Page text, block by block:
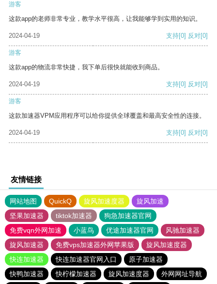
游客
这款app的老师非常专业，教学水平很高，让我能够学到实用的知识。
2024-04-19 支持[0] 反对[0]
游客
这款app的物流非常快捷，我下单后很快就能收到商品。
2024-04-19 支持[0] 反对[0]
游客
这款加速器VPM应用程序可以给你提供全球覆盖和最高安全性的连接。
2024-04-19 支持[0] 反对[0]
友情链接
网站地图 QuickQ 旋风加速度器
旋风加速
坚果加速器
tiktok加速器
狗急加速器官网
免费vqn外网加速
小蓝鸟 优途加速器官网
风驰加速器
旋风加速器
免费vps加速器外网苹果版
旋风加速度器
快连加速器
快连加速器官网入口
原子加速器
快鸭加速器
快柠檬加速器 旋风加速度器
外网网址导航